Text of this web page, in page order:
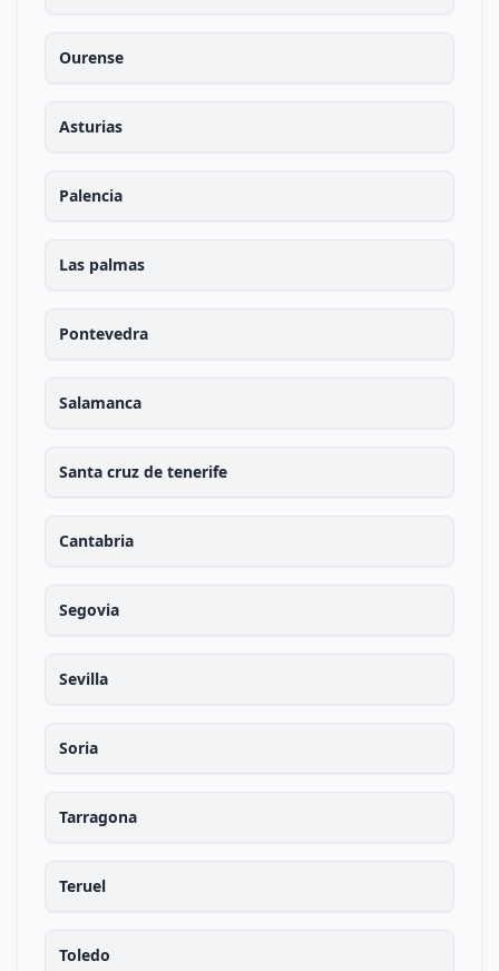
Ourense
Asturias
Palencia
Las palmas
Pontevedra
Salamanca
Santa cruz de tenerife
Cantabria
Segovia
Sevilla
Soria
Tarragona
Teruel
Toledo